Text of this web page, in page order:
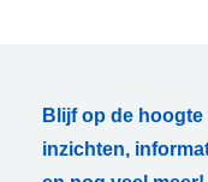
Blijf op de
inzichten,